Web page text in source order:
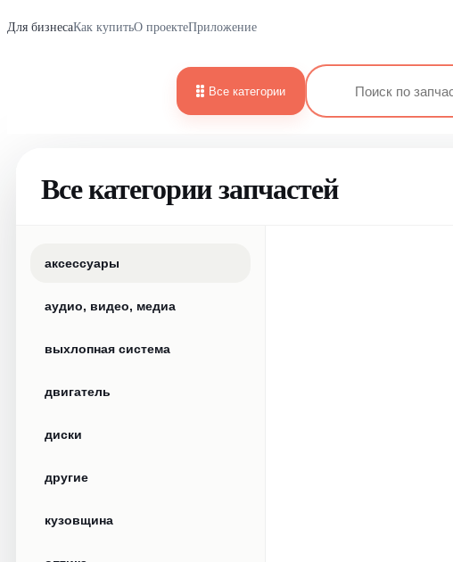
Для бизнесаКак купитьО проектеПриложение
Все категории
Все категории запчастей
аксессуары
аудио, видео, медиа
выхлопная система
двигатель
диски
другие
кузовщина